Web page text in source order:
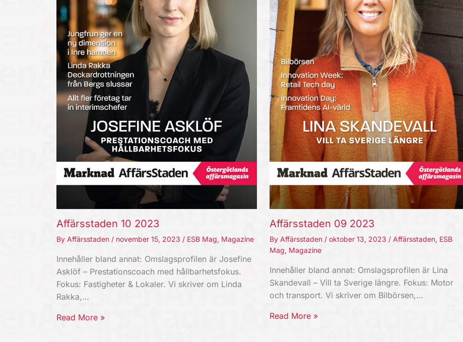
Affärsstaden 10 2023
By Affärsstaden / november 15, 2023 / ESB Mag, Magazine
Innehåller bland annat: Omslagsprofilen är Josefine
Asklöf – Prestationscoach med hållbarhetsfokus.
Fokus: Fastigheter & Lokaler. Vi skriver om Linda
Rakka,…
Read More »
Affärsstaden 09 2023
By Affärsstaden / oktober 13, 2023 / Affärsstaden, ESB
Mag, Magazine
Innehåller bland annat: Omslagsprofilen är Lina
Skandevall – Vill ta Sverige längre. Fokus: Motor
och transport. Vi skriver om Bilbörsen,…
Read More »